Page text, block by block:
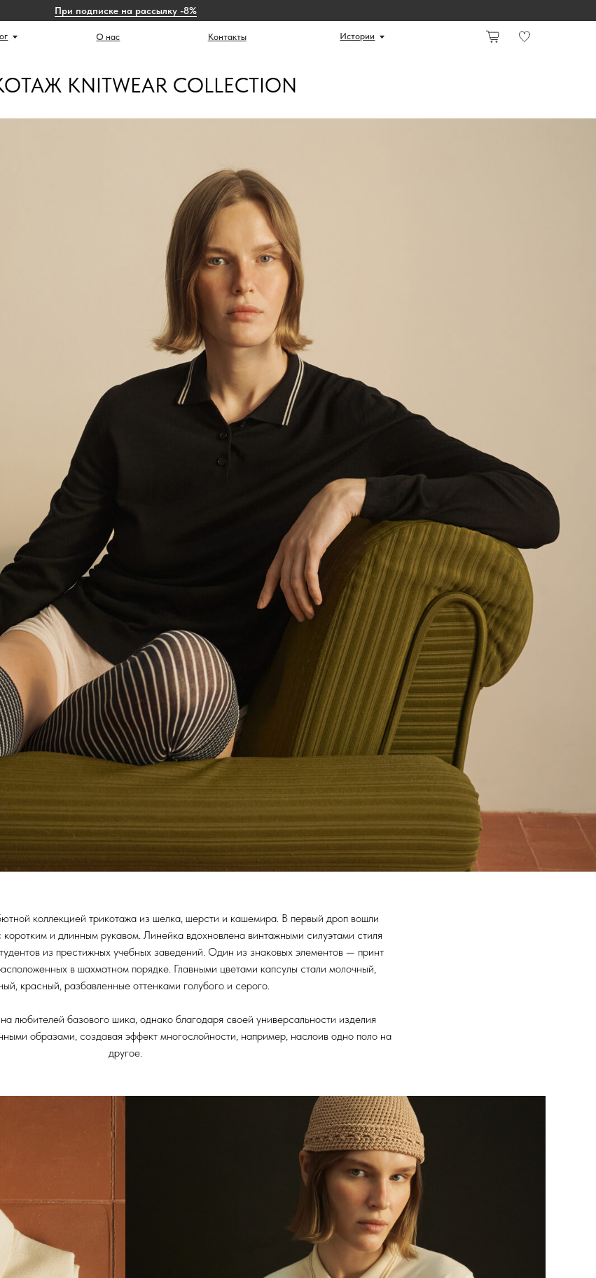
При подписке на рассылку -8%
KNITWEAR COLLECTION
коллекцией трикотажа из шелка, шерсти и кашемира. В первый дроп вошли
и длинным рукавом. Линейка вдохновлена винтажными силуэтами стиля
из престижных учебных заведений. Один из знаковых элементов — принт
в шахматном порядке. Главными цветами капсулы стали молочный,
красный, разбавленные оттенками голубого и серого.
любителей базового шика, однако благодаря своей универсальности изделия
образами, создавая эффект многослойности, например, наслоив одно поло на
другое.